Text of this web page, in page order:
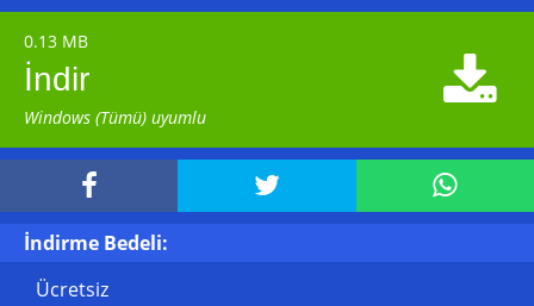
0.13 MB
İndir
Windows (Tümü) uyumlu

  
İndirme Bedeli:
Ücretsiz